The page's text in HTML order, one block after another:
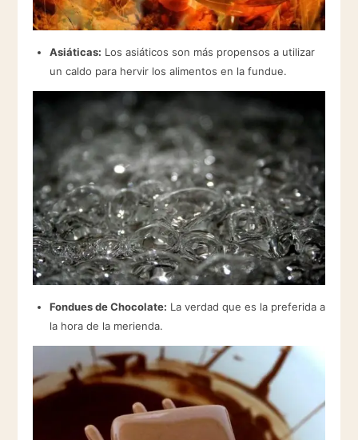
Asiáticas: Los asiáticos son más propensos a utilizar
un caldo para hervir los alimentos en la fundue.
Fondues de Chocolate: La verdad que es la preferida a
la hora de la merienda.